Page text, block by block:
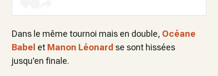
Dans le même tournoi mais en double, Océane
Babel et Manon Léonard se sont hissées
jusqu'en finale.